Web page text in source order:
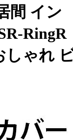
間 イン
RingR
しゃれ